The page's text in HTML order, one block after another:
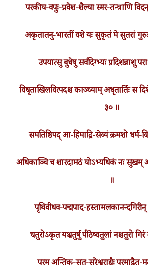
परकीय-वपुः-प्रवेश-शैल्या स्मर-तन्त्राणि
अकृतातनु-भारतीं वशे यः सुकृतं मे सुतरां
उपयात्सु बुधेषु सर्वदिग्भ्यः प्रदिशन्नाशु
विधृताखिलवित्पदश्च काञ्च्याम् अधृतार्तिः स
३० ॥
समतिष्ठिपद् आ-हिमाद्रि-सेव्यं क्रमशो धर्म-
अधिकाञ्चि च शारदामठं योऽभ्यधिकं नः
॥
पृथिवीधव-पद्मपाद-हस्तामलकानन्दगिरीन्
चतुरोऽकृत यश्चतुर्षु पीठेष्वतुलां नश्चतुरो